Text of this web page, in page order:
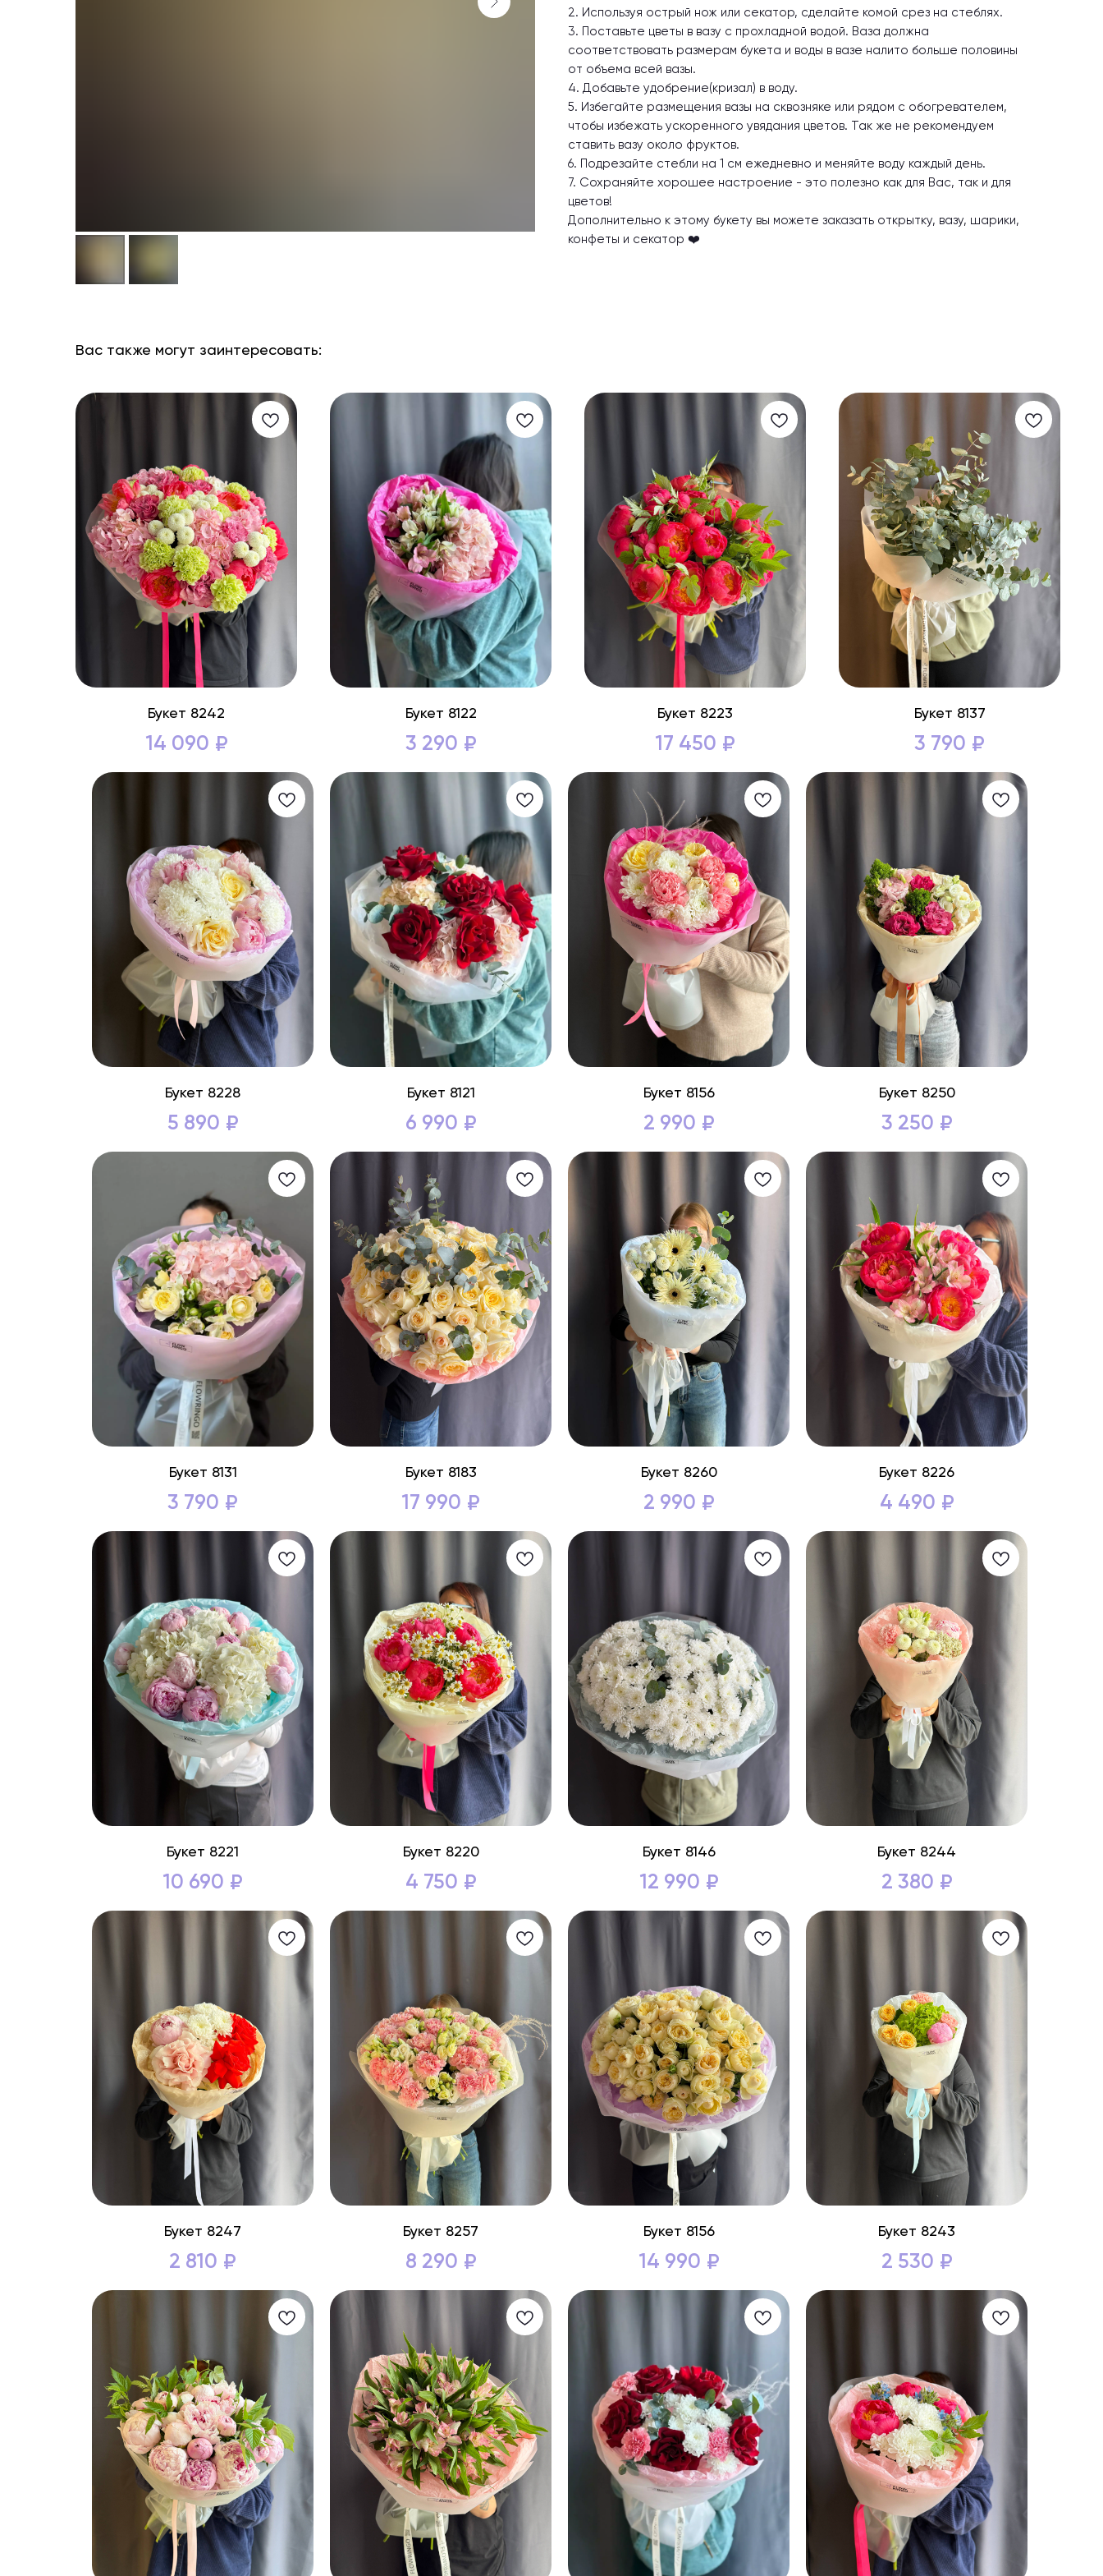
2. Используя острый нож или секатор, сделайте комой срез на стеблях.
3. Поставьте цветы в вазу с прохладной водой. Ваза должна
соответствовать размерам букета и воды в вазе налито больше половины
от объема всей вазы.
4. Добавьте удобрение(кризал) в воду.
5. Избегайте размещения вазы на сквозняке или рядом с обогревателем,
чтобы избежать ускоренного увядания цветов. Так же не рекомендуем
ставить вазу около фруктов.
6. Подрезайте стебли на 1 см ежедневно и меняйте воду каждый день.
7. Сохраняйте хорошее настроение - это полезно как для Вас, так и для
цветов!
Дополнительно к этому букету вы можете заказать открытку, вазу, шарики,
конфеты и секатор ❤️
Вас также могут заинтересовать:
Букет 8242
14 090 ₽
Букет 8122
3 290 ₽
Букет 8223
17 450 ₽
Букет 8137
3 790 ₽
Букет 8228
5 890 ₽
Букет 8121
6 990 ₽
Букет 8156
2 990 ₽
Букет 8250
3 250 ₽
Букет 8131
3 790 ₽
Букет 8183
17 990 ₽
Букет 8260
2 990 ₽
Букет 8226
4 490 ₽
Букет 8221
10 690 ₽
Букет 8220
4 750 ₽
Букет 8146
12 990 ₽
Букет 8244
2 380 ₽
Букет 8247
2 810 ₽
Букет 8257
8 290 ₽
Букет 8156
14 990 ₽
Букет 8243
2 530 ₽